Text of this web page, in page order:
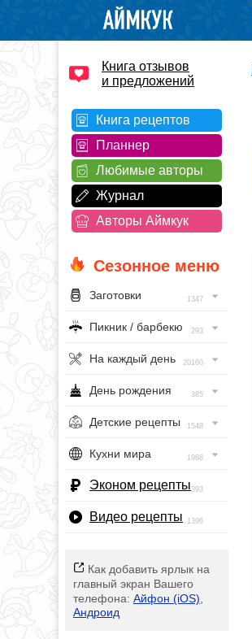
Книга отзывов
и предложений
Книга рецептов
Планнер
Любимые авторы
Журнал
Авторы Аймкук
Сезонное меню
Заготовки 1347
Пикник / барбекю 293
На каждый день 20160
День рождения 385
Детские рецепты 1548
Кухни мира 1968
Эконом рецепты393
Видео рецепты 1396
Как добавить ярлык на
главный экран Вашего
телефона: Айфон (iOS)
Андроид